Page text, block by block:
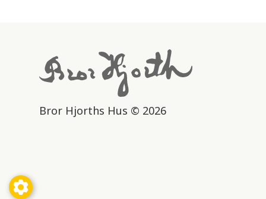
Bror Hjorths Hus © 2026